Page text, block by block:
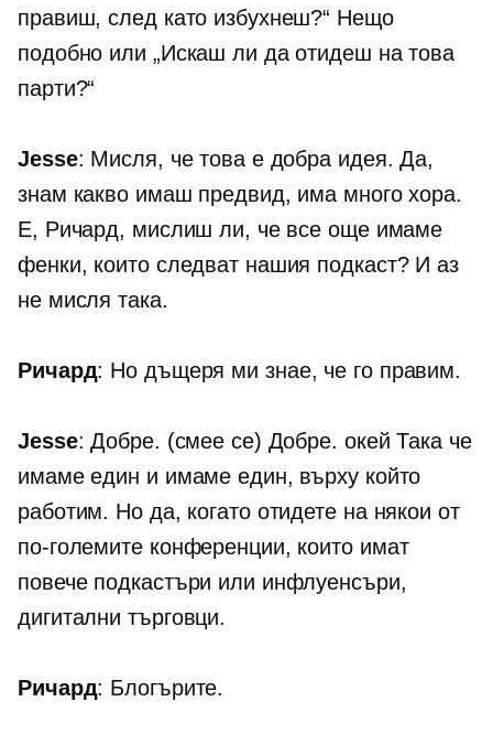
правиш, след като избухнеш?“ Нещо
подобно или „Искаш ли да отидеш на това
парти?“
Jesse: Мисля, че това е добра идея. Да,
знам какво имаш предвид, има много хора.
Е, Ричард, мислиш ли, че все още имаме
фенки, които следват нашия подкаст? И аз
не мисля така.
Ричард: Но дъщеря ми знае, че го правим.
Jesse: Добре. (смее се) Добре. окей Така че
имаме един и имаме един, върху който
работим. Но да, когато отидете на някои от
по-големите конференции, които имат
повече подкастъри или инфлуенсъри,
дигитални търговци.
Ричард: Блогърите.